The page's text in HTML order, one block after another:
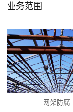
业务范围
网架防腐